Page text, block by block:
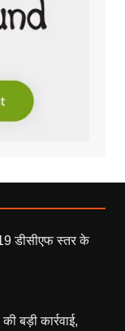
डीसीएफ स्तर के
बड़ी कार्रवाई,